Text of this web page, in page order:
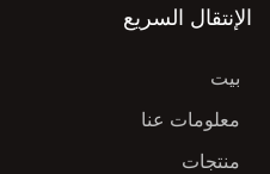
الإنتقال السريع
بيت
معلومات عنا
منتجات